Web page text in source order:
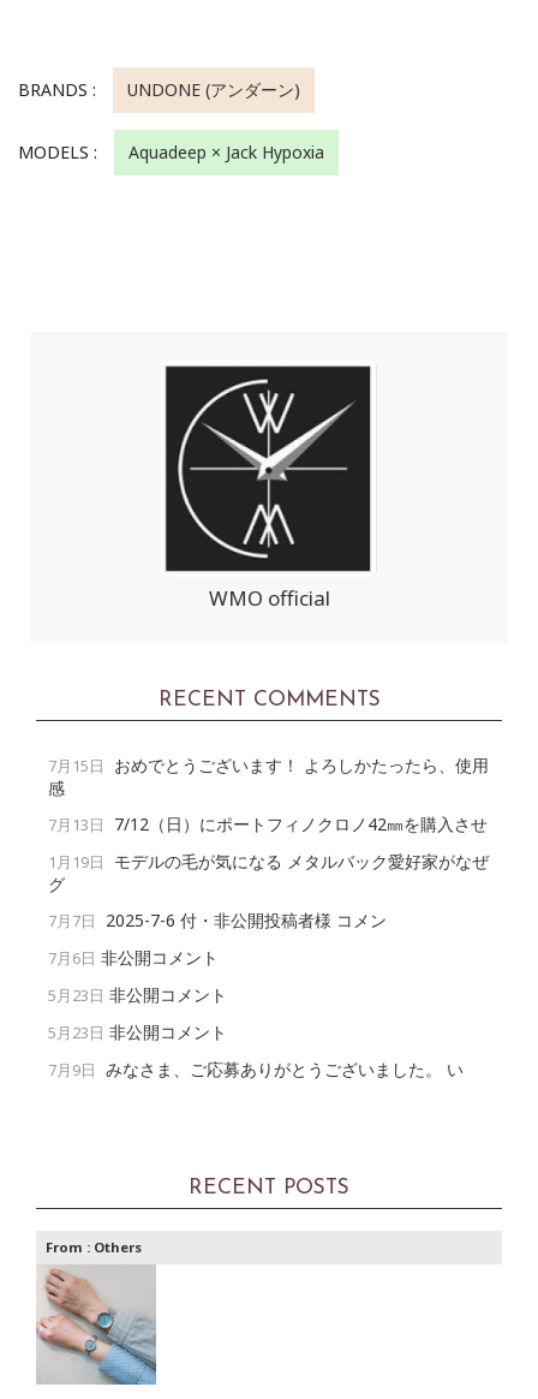
BRANDS : UNDONE (アンダーン)
MODELS : Aquadeep × Jack Hypoxia
WMO official
RECENT COMMENTS
7月15日
おめでとうございます！ よろしかたったら、使用
感
7月13日 7/12（日）にポートフィノクロノ42㎜を購入させ
1月19日
モデルの毛が気になる メタルバック愛好家がなぜ
グ
7月7日 2025-7-6 付・非公開投稿者様 コメン
7月6日 非公開コメント
5月23日 非公開コメント
5月23日 非公開コメント
7月9日 みなさま、ご応募ありがとうございました。 い
RECENT POSTS
From : Others